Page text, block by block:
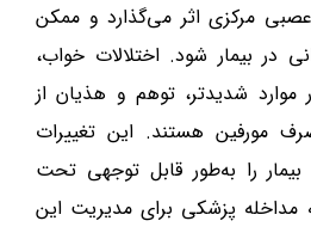
مرکزی اثر می‌گذارد و ممکن
در بیمار شود. اختلالات خواب،
شدیدتر، توهم و هذیان از
مورفین هستند. این تغییرات
را به‌طور قابل توجهی تحت
مداخله پزشکی برای مدیریت این